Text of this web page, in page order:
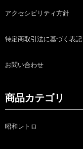
アクセシビリティ方針
特定商取引法に基づく表記
お問い合わせ
商品カテゴリ
昭和レトロ